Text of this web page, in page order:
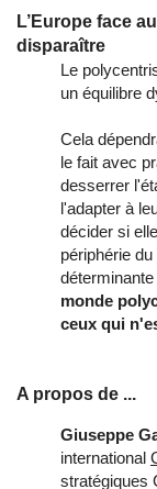
L’Europe face
disparaître
Le
un équilibre
Cela
le fait avec
desserrer
l'adapter à
décider si
périphérie
monde
ceux qui
A propos de ...
Giuseppe
international
stratégiques